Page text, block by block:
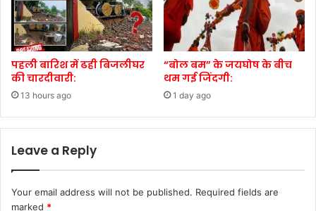
पहली बारिश में ढही बिजलीघर
की चारदीवारी:
13 hours ago
“बोल बम” के जयघोष के बीच
थम गई जिंदगी:
1 day ago
Leave a Reply
Your email address will not be published. Required fields are
marked *